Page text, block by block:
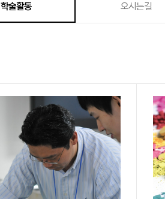
학술활동 오시는길